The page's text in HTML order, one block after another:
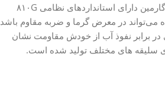
این ساعت هوشمند و جدید گارمین دارای استانداردهای نظامی ۸۱۰G
می‌تواند در معرض گرما و ضربه مقاوم باشد
تا عمق ۱۰۰ متری در برابر نفوذ آب از خودش مقاومت نشان
سلیقه های مختلف تولید شده است.